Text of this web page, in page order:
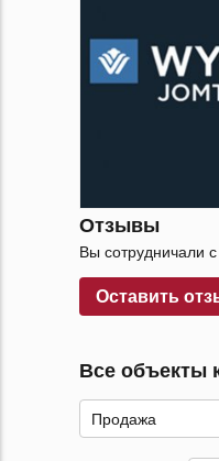
Отзывы
Вы сотрудничали
Оставить
Все объекты
Продажа